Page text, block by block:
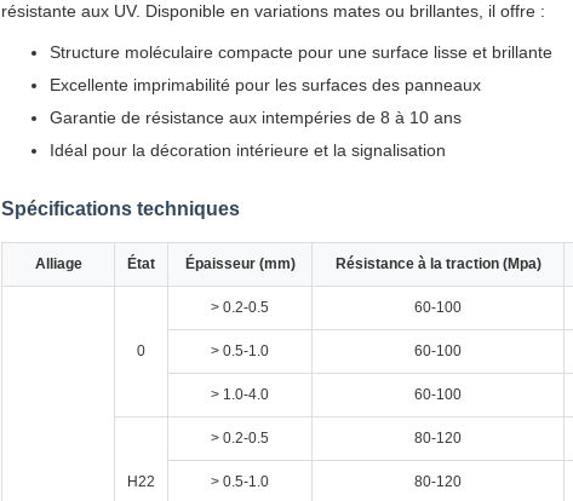
résistante aux UV. Disponible en variations mates ou brillantes, il offre :
Structure moléculaire compacte pour une surface lisse et brillante
Excellente imprimabilité pour les surfaces des panneaux
Garantie de résistance aux intempéries de 8 à 10 ans
Idéal pour la décoration intérieure et la signalisation
Spécifications techniques
Alliage État Épaisseur (mm) Résistance à la traction (Mpa)
0
> 0.2-0.5 60-100
> 0.5-1.0 60-100
> 1.0-4.0 60-100
H22
> 0.2-0.5 80-120
> 0.5-1.0 80-120